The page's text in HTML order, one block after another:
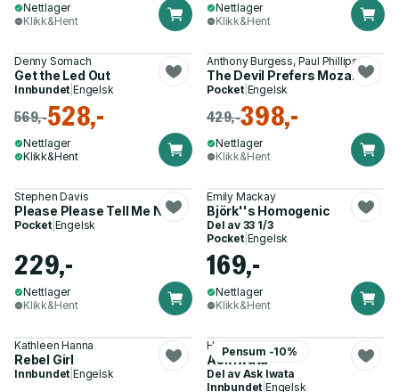
Nettlager
Klikk&Hent
Nettlager
Klikk&Hent
Denny Somach
Get the Led Out
Innbundet |Engelsk
569,-528,-
Nettlager
Klikk&Hent
Anthony Burgess, Paul Phillips
The Devil Prefers Mozart
Pocket| Engelsk
429,-398,-
Nettlager
Klikk&Hent
Stephen Davis
Please Please Tell Me Now
Pocket| Engelsk
229,-
Nettlager
Klikk&Hent
Emily Mackay
Björk''s Homogenic
Del av 33 1/3
Pocket| Engelsk
169,-
Nettlager
Klikk&Hent
Kathleen Hanna
Rebel Girl
Innbundet |Engelsk
Pensum -10%
Hobonichi
Ask Iwata
Del av Ask Iwata
Innbundet |Engelsk